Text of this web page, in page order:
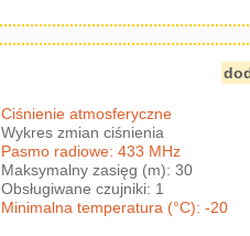
Ciśnienie atmosferyczne
Wykres zmian ciśnienia
Pasmo radiowe: 433 MHz
Maksymalny zasięg (m): 30
Obsługiwane czujniki: 1
Minimalna temperatura (°C): -20